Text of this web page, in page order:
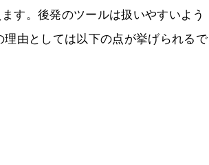
す。後発のツールは扱いやすいよう
由としては以下の点が挙げられるで